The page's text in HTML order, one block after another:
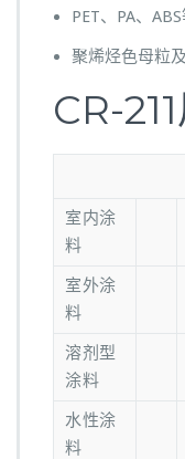
PET、PA、
聚烯烃色母粒
CR-
室内涂
料
室外涂
料
溶剂型
涂料
水性涂
料